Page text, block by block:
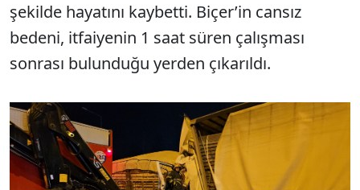
şekilde hayatını kaybetti. Biçer’in cansız
bedeni, itfaiyenin 1 saat süren çalışması
sonrası bulunduğu yerden çıkarıldı.